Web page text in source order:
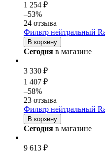
1 254 ₽
–53%
24 отзыва
Фильтр нейтральный
В корзину
Сегодня в магазине
3 330 ₽
1 407 ₽
–58%
23 отзыва
Фильтр нейтральный
В корзину
Сегодня в магазине
9 613 ₽